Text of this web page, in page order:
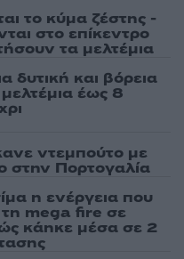
το κύμα ζέστης -
στο επίκεντρο
τα μελτέμια
δυτική και βόρεια
έως 8
ντεμπούτο με
στην Πορτογαλία
η ενέργεια που
mega fire σε
κάηκε μέσα σε 2